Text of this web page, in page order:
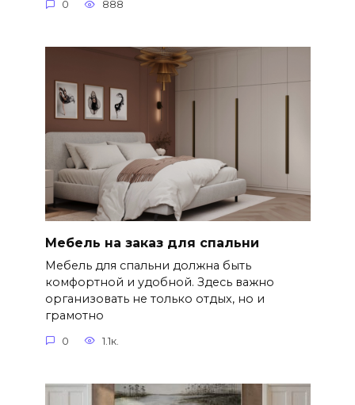
0 888
Мебель на заказ для спальни
Мебель для спальни должна быть
комфортной и удобной. Здесь важно
организовать не только отдых, но и
грамотно
0 1.1к.